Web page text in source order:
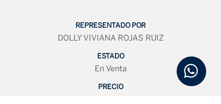
REPRESENTADO POR
DOLLY VIVIANA ROJAS RUIZ
ESTADO
En Venta
PRECIO